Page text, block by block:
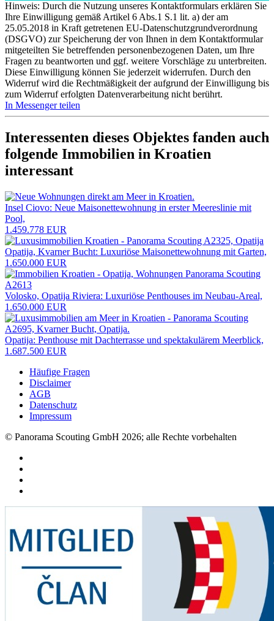
Hinweis: Durch die Nutzung unseres Kontaktformulars erklären Sie
Ihre Einwilligung gemäß Artikel 6 Abs.1 S.1 lit. a) der am
25.05.2018 in Kraft getretenen EU-Datenschutzgrundverordnung
(DSGVO) zur Speicherung der von Ihnen in dem Kontaktformular
mitgeteilten Sie betreffenden personenbezogenen Daten, um Ihre
Fragen zu beantworten und ggf. weitere Vorschläge zu unterbreiten.
Diese Einwilligung können Sie jederzeit widerrufen. Durch den
Widerruf wird die Rechtmäßigkeit der aufgrund der Einwilligung bis
zum Widerruf erfolgten Datenverarbeitung nicht berührt.
In Messenger teilen
Interessenten dieses Objektes fanden auch
folgende Immobilien in Kroatien
interessant
Insel Ciovo: Neue Maisonettewohnung in erster Meereslinie mit
Pool,
1.459.778 EUR
Opatija, Kvarner Bucht: Luxuriöse Maisonettewohnung mit Garten,
1.650.000 EUR
Volosko, Opatija Riviera: Luxuriöse Penthouses im Neubau-Areal,
1.650.000 EUR
Opatija: Penthouse mit Dachterrasse und spektakulärem Meerblick,
1.687.500 EUR
Häufige Fragen
Disclaimer
AGB
Datenschutz
Impressum
© Panorama Scouting GmbH 2026; alle Rechte vorbehalten